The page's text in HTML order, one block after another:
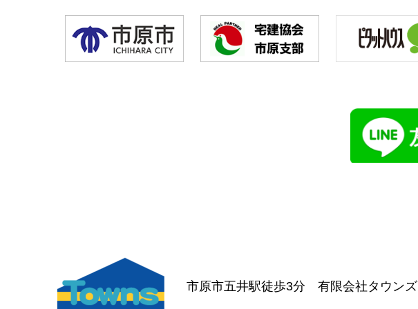
市原市五井駅徒歩3分 有限会社タウンズ